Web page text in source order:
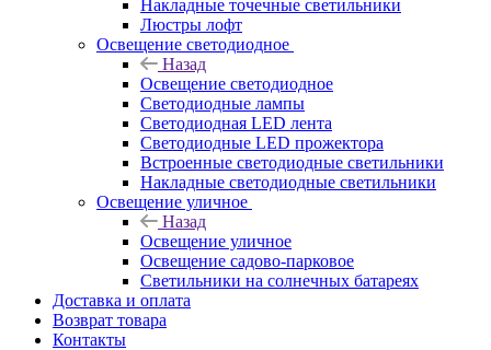
Накладные точечные светильники
Люстры лофт
Освещение светодиодное
Назад
Освещение светодиодное
Светодиодные лампы
Светодиодная LED лента
Светодиодные LED прожектора
Встроенные светодиодные светильники
Накладные светодиодные светильники
Освещение уличное
Назад
Освещение уличное
Освещение садово-парковое
Светильники на солнечных батареях
Доставка и оплата
Возврат товара
Контакты